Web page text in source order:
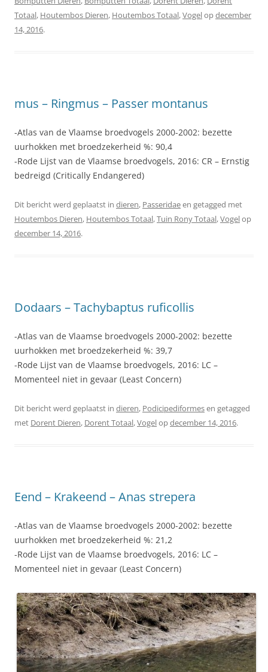
Totaal, Houtembos Dieren, Houtembos Totaal,Vogelopdecember
14, 2016.
mus – Ringmus – Passer montanus
-Atlas van de Vlaamse broedvogels 2000-2002: bezette
uurhokken met broedzekerheid %: 90,4
-Rode Lijst van de Vlaamse broedvogels, 2016: CR – Ernstig
bedreigd (Critically Endangered)
Dit bericht werd geplaatst in dieren, Passeridaeen getagged met
Houtembos Dieren, Houtembos Totaal,Tuin Rony Totaal,Vogelop
december 14, 2016.
Dodaars – Tachybaptus ruficollis
-Atlas van de Vlaamse broedvogels 2000-2002: bezette
uurhokken met broedzekerheid %: 39,7
-Rode Lijst van de Vlaamse broedvogels, 2016: LC –
Momenteel niet in gevaar (Least Concern)
Dit bericht werd geplaatst in dieren, Podicipediformesen getagged
met Dorent Dieren, Dorent Totaal,Vogelopdecember 14, 2016.
Eend – Krakeend – Anas strepera
-Atlas van de Vlaamse broedvogels 2000-2002: bezette
uurhokken met broedzekerheid %: 21,2
-Rode Lijst van de Vlaamse broedvogels, 2016: LC –
Momenteel niet in gevaar (Least Concern)